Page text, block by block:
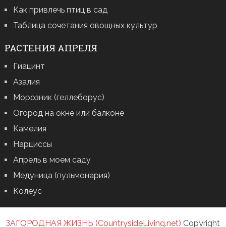
Как привлечь птиц в сад
Таблица сочетания овощных культур
РАСТЕНИЯ АПРЕЛЯ
Гиацинт
Азалия
Морозник (геллеборус)
Огород на окне или балконе
Камелия
Нарциссы
Апрель в моем саду
Медуница (пульмонария)
Колеус
ЗАГОРОДНАЯ ЖИЗНЬ (CountrysideLiving.net) Copyright